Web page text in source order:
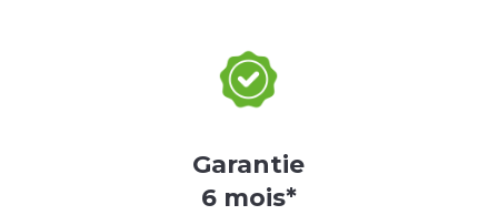
Garantie
6 mois*